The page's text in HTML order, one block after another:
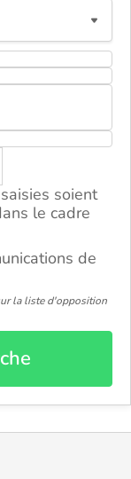
soient
le cadre
de
la liste d'opposition